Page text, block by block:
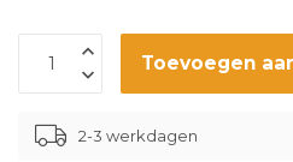
Toevoegen
2-3 werkdagen